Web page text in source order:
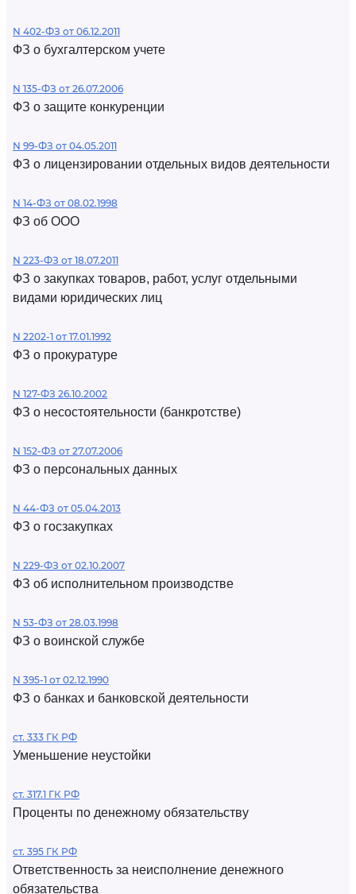
N 402-ФЗ от 06.12.2011
ФЗ о бухгалтерском учете
N 135-ФЗ от 26.07.2006
ФЗ о защите конкуренции
N 99-ФЗ от 04.05.2011
ФЗ о лицензировании отдельных видов деятельности
N 14-ФЗ от 08.02.1998
ФЗ об ООО
N 223-ФЗ от 18.07.2011
ФЗ о закупках товаров, работ, услуг отдельными
видами юридических лиц
N 2202-1 от 17.01.1992
ФЗ о прокуратуре
N 127-ФЗ 26.10.2002
ФЗ о несостоятельности (банкротстве)
N 152-ФЗ от 27.07.2006
ФЗ о персональных данных
N 44-ФЗ от 05.04.2013
ФЗ о госзакупках
N 229-ФЗ от 02.10.2007
ФЗ об исполнительном производстве
N 53-ФЗ от 28.03.1998
ФЗ о воинской службе
N 395-1 от 02.12.1990
ФЗ о банках и банковской деятельности
ст. 333 ГК РФ
Уменьшение неустойки
ст. 317.1 ГК РФ
Проценты по денежному обязательству
ст. 395 ГК РФ
Ответственность за неисполнение денежного
обязательства